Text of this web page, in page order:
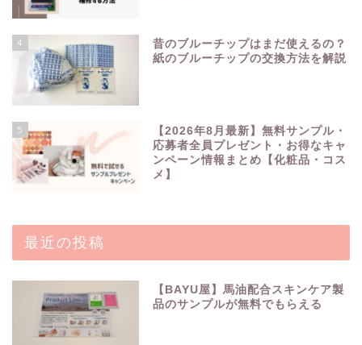
4
昔のブルーチップはまだ使えるの？
紙のブルーチップの交換方法を解説
5
【2026年8月最新】無料サンプル・
応募者全員プレゼント・お得なキャ
ンペーン情報まとめ【化粧品・コス
メ】
最近の投稿
【BAYU屋】馬油配合スキンケア製
品のサンプルが無料でもらえる